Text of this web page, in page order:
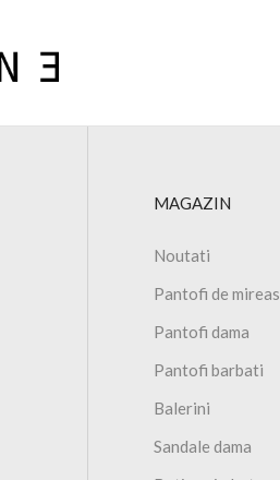
MAGAZIN
Noutati
Pantofi de
Pantofi dama
Pantofi barbati
Balerini
Sandale dama